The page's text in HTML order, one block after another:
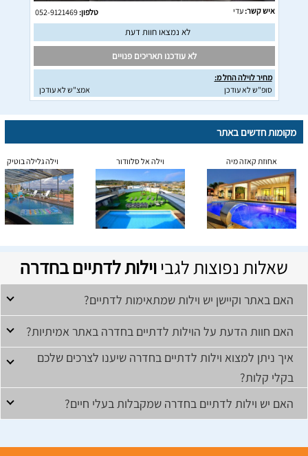
איש קשר:עדי טלפון:052-9121469
לא נמצאו חוות דעת
לא עודכנו תאריכים פנויים
מחיר לוילה החל מ:
סופ"ש לא עודכן
אמצ"ש לא עודכן
מקומות חדשים באתר
אחוזת קאזה מיה וילה אל סלוודור וילה גלילה בוטיק
שאלות נפוצות לגביוילות לדתיים בחדרה
האם באתר וקיישן יש וילות שמתאימות לדתיים?
האם חוות הדעת על הוילות לדתיים בחדרה באתר אמיתיות?
איך ניתן למצוא וילות לדתיים בחדרה שיענו לצרכים שלכם
בקלי קלות?
האם יש וילות לדתיים בחדרה שמקבלות בעלי חיים?